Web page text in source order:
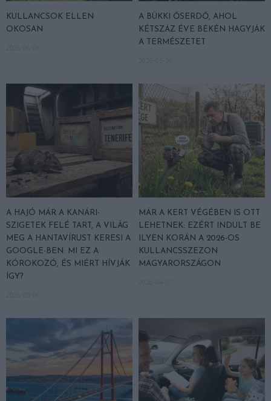
KULLANCSOK ELLEN
OKOSAN
A BÜKKI ŐSERDŐ, AHOL
KÉTSZÁZ ÉVE BÉKÉN HAGYJÁK
A TERMÉSZETET
A HAJÓ MÁR A KANÁRI-
SZIGETEK FELÉ TART, A VILÁG
MEG A HANTAVÍRUST KERESI A
GOOGLE-BEN: MI EZ A
KÓROKOZÓ, ÉS MIÉRT HÍVJÁK
ÍGY?
MÁR A KERT VÉGÉBEN IS OTT
LEHETNEK: EZÉRT INDULT BE
ILYEN KORÁN A 2026-OS
KULLANCSSZEZON
MAGYARORSZÁGON